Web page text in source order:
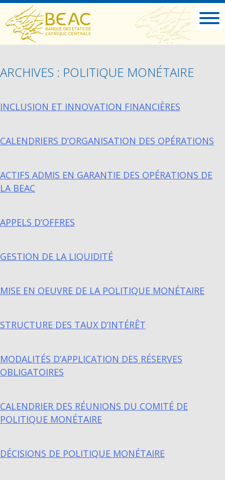
ARCHIVES : POLITIQUE MONÉTAIRE
INCLUSION ET INNOVATION FINANCIÈRES
CALENDRIERS D’ORGANISATION DES OPÉRATIONS
ACTIFS ADMIS EN GARANTIE DES OPÉRATIONS DE
LA BEAC
APPELS D’OFFRES
GESTION DE LA LIQUIDITÉ
MISE EN OEUVRE DE LA POLITIQUE MONÉTAIRE
STRUCTURE DES TAUX D’INTÉRÊT
MODALITÉS D’APPLICATION DES RÉSERVES
OBLIGATOIRES
CALENDRIER DES RÉUNIONS DU COMITÉ DE
POLITIQUE MONÉTAIRE
DÉCISIONS DE POLITIQUE MONÉTAIRE